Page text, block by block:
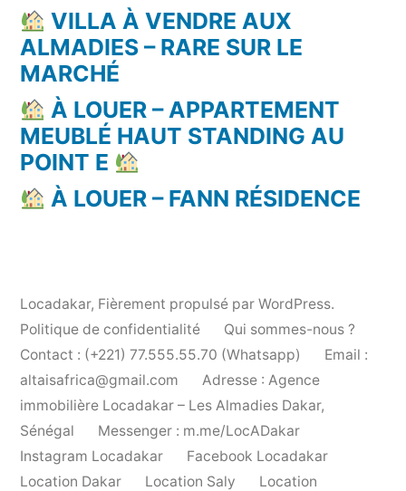
VILLA À VENDRE AUX
ALMADIES – RARE SUR LE
MARCHÉ
À LOUER – APPARTEMENT
MEUBLÉ HAUT STANDING AU
POINT E
À LOUER – FANN RÉSIDENCE
Locadakar, Fièrement propulsé par WordPress.
Politique de confidentialité
Qui sommes-nous ?
Contact : (+221) 77.555.55.70 (Whatsapp)
Email :
altaisafrica@gmail.com
Adresse : Agence
immobilière Locadakar – Les Almadies Dakar,
Sénégal
Messenger : m.me/LocADakar
Instagram Locadakar
Facebook Locadakar
Location Dakar
Location Saly Location